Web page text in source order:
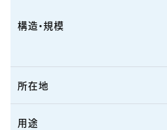
構造・規模
所在地
用途